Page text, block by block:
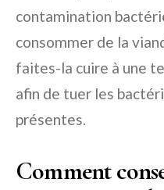
contamination
consommer de la
faites-la cuire à une
afin de tuer les
présentes.
Comment